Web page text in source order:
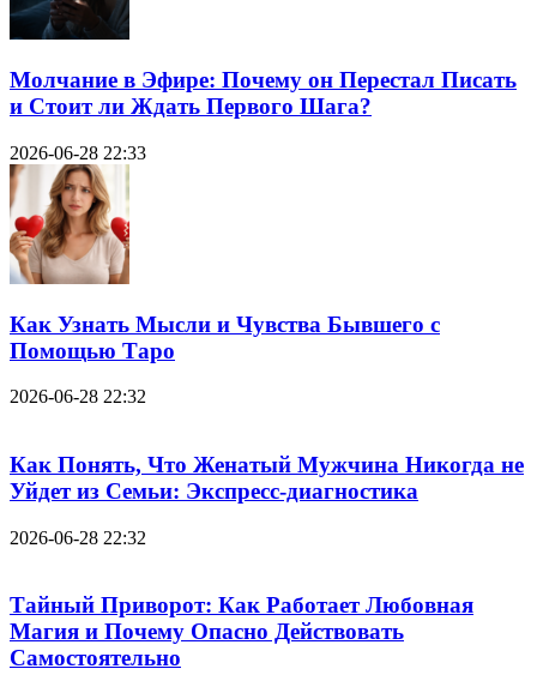
Молчание в Эфире: Почему он Перестал Писать
и Стоит ли Ждать Первого Шага?
2026-06-28 22:33
Как Узнать Мысли и Чувства Бывшего с
Помощью Таро
2026-06-28 22:32
Как Понять, Что Женатый Мужчина Никогда не
Уйдет из Семьи: Экспресс-диагностика
2026-06-28 22:32
Тайный Приворот: Как Работает Любовная
Магия и Почему Опасно Действовать
Самостоятельно